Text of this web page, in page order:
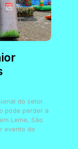
do setor
pode perder a
Leme, São
evento do